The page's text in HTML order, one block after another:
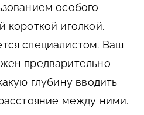
особого
короткой иголкой.
специалистом. Ваш
предварительно
глубину вводить
между ними.